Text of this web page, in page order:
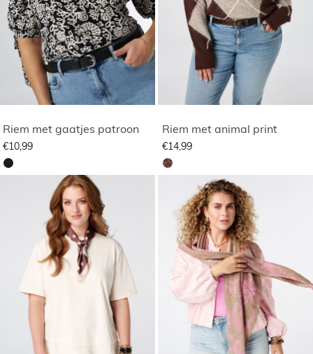
Riem met gaatjes patroon
€10,99
Riem met animal print
€14,99